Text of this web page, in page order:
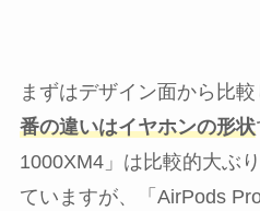
まずはデザイン面から比較
番の違いはイヤホンの形状
1000XM4」は比較的大ぶ
ていますが、「AirPods